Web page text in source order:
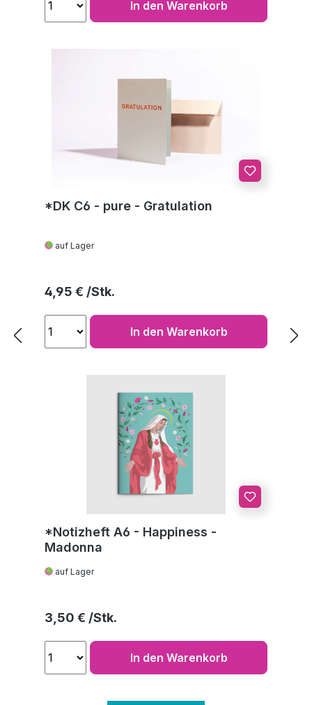
In den Warenkorb
*DK C6 - pure - Gratulation
auf Lager
Regulärer Preis:
4,95 €
In den Warenkorb
*Notizheft A6 - Happiness -
Madonna
auf Lager
Regulärer Preis:
3,50 €
In den Warenkorb